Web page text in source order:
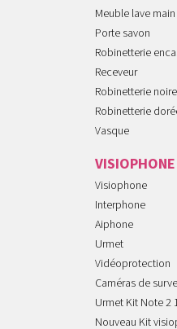
Meuble lave main
Porte savon
Robinetterie
Receveur
Robinetterie noire
Robinetterie
Vasque
Visiophone
Interphone
Aiphone
Urmet
Vidéoprotection
Caméras de
Urmet Kit Note 2
Nouveau Kit